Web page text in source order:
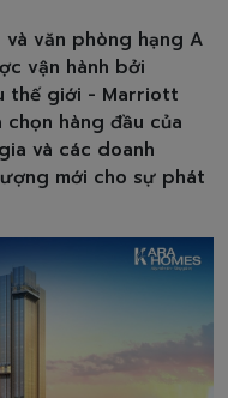
văn phòng hạng A
vận hành bởi
thế giới - Marriott
hàng đầu của
và các doanh
mới cho sự phát